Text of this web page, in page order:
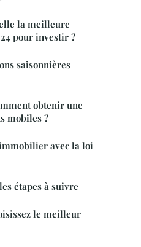
la meilleure
pour investir ?
saisonnières
obtenir une
mobiles ?
avec la loi
étapes à suivre
le meilleur